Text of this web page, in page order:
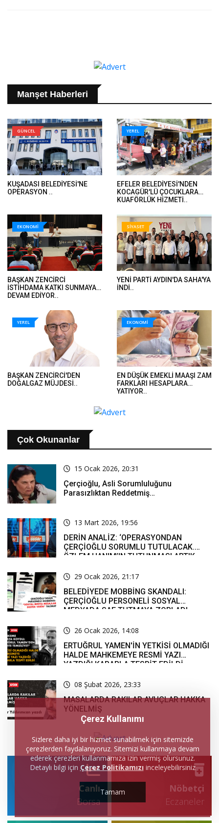
Manşet Haberleri
GÜNCEL
KUŞADASI BELEDİYESİ'NE
OPERASYON ..
YEREL
EFELER BELEDİYESİ'NDEN
KOCAGÜR'LÜ ÇOCUKLARA
KUAFÖRLÜK HİZMETİ..
EKONOMİ
BAŞKAN ZENCİRCİ
İSTİHDAMA KATKI SUNMAYA
DEVAM EDİYOR..
SİYASET
YENİ PARTİ AYDIN'DA SAHA'YA
İNDİ..
YEREL
BAŞKAN ZENCİRCİ'DEN
DOĞALGAZ MÜJDESİ..
EKONOMİ
EN DÜŞÜK EMEKLİ MAAŞI ZAM
FARKLARI HESAPLARA
YATIYOR..
Çok Okunanlar
15 Ocak 2026, 20:31
Çerçioğlu, Asli Sorumluluğunu
Parasızlıktan Reddetmiş…
13 Mart 2026, 19:56
DERİN ANALİZ: ‘OPERASYONDAN
ÇERÇİOĞLU SORUMLU TUTULACAK.
ÖZLEM HANIM’IN TUTUNMASI ARTIK
29 Ocak 2026, 21:17
BELEDİYEDE MOBBİNG SKANDALI:
ÇERÇİOĞLU PERSONELİ SOSYAL
MEDYADA SAF TUTMAYA ZORLADI
26 Ocak 2026, 14:08
ERTUĞRUL YAMEN'İN YETKİSİ OLMADIĞI
HALDE MAHKEMEYE RESMİ YAZI
YAZDIĞI KARARLA TESPİT EDİLDİ
08 Şubat 2026, 23:33
MASALARDA RAKILAR AVUÇLAR HAKKA
YÖNELMİŞ
Canlı
Borsa
Nöbetçi
Eczaneler
Çerez Kullanımı
Sizlere daha iyi bir hizmet sunabilmek için sitemizde
çerezlerden faydalanıyoruz. Sitemizi kullanmaya devam
ederek çerezleri kullanmamıza izin vermiş olursunuz.
Detaylı bilgi için Çerez Politikamızıinceleyebilirsiniz
Tamam